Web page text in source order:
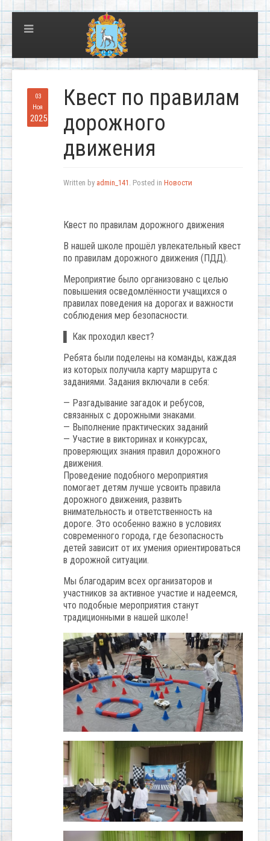
03
Ноя
2025
Квест по правилам
дорожного
движения
Written by admin_141 . Posted in Новости
Квест по правилам дорожного движения
В нашей школе прошёл увлекательный квест
по правилам дорожного движения (ПДД).
Мероприятие было организовано с целью
повышения осведомлённости учащихся о
правилах поведения на дорогах и важности
соблюдения мер безопасности.
▌ Как проходил квест?
Ребята были поделены на команды, каждая
из которых получила карту маршрута с
заданиями. Задания включали в себя:
— Разгадывание загадок и ребусов,
связанных с дорожными знаками.
— Выполнение практических заданий
— Участие в викторинах и конкурсах,
проверяющих знания правил дорожного
движения.
Проведение подобного мероприятия
помогает детям лучше усвоить правила
дорожного движения, развить
внимательность и ответственность на
дороге. Это особенно важно в условиях
современного города, где безопасность
детей зависит от их умения ориентироваться
в дорожной ситуации.
Мы благодарим всех организаторов и
участников за активное участие и надеемся,
что подобные мероприятия станут
традиционными в нашей школе!